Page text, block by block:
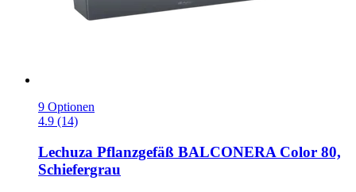
9 Optionen
4.9 (14)
Lechuza Pflanzgefäß BALCONERA Color 80,
Schiefergrau